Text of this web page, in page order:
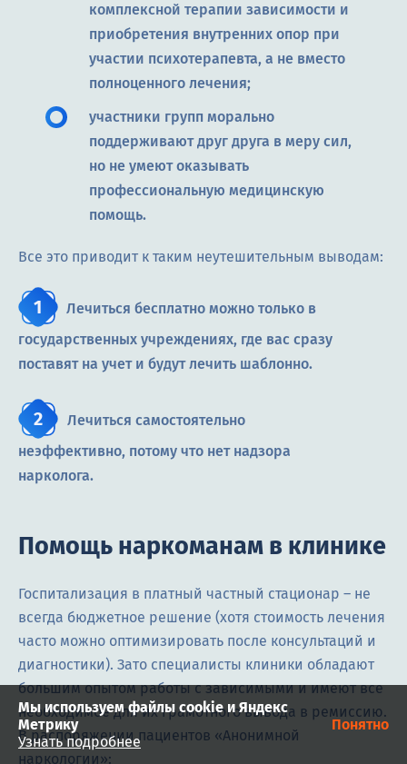
комплексной терапии зависимости и
приобретения внутренних опор при
участии психотерапевта, а не вместо
полноценного лечения;
участники групп морально
поддерживают друг друга в меру сил,
но не умеют оказывать
профессиональную медицинскую
помощь.
Все это приводит к таким неутешительным выводам:
Лечиться бесплатно можно только в
государственных учреждениях, где вас сразу
поставят на учет и будут лечить шаблонно.
Лечиться самостоятельно
неэффективно, потому что нет надзора
нарколога.
Помощь наркоманам в клинике
Госпитализация в платный частный стационар – не
всегда бюджетное решение (хотя стоимость лечения
часто можно оптимизировать после консультаций и
диагностики). Зато специалисты клиники обладают
большим опытом работы с зависимыми и имеют все
необходимое для их грамотного вывода в ремиссию.
В распоряжении пациентов «Анонимной
наркологии»:
Мы используем файлы cookie и Яндекс
Метрику
Узнать подробнее
Понятно